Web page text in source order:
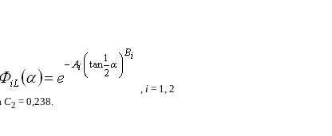
, i = 1, 2
C2 = 0,238.